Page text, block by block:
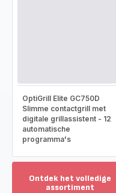
OptiGrill Elite GC750D
Slimme contactgrill met
digitale grillassistent - 12
automatische
programma's
Ontdek het volledige
assortiment